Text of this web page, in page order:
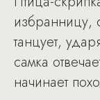
избранницу,
танцует,
самка
начинает